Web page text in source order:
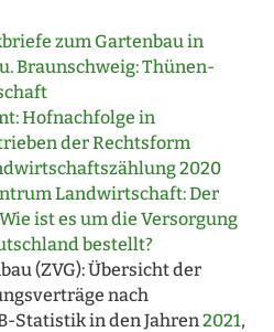
zum Gartenbau in
Braunschweig: Thünen-
Hofnachfolge in
der Rechtsform
2020
Landwirtschaft: Der
ist es um die Versorgung
bestellt?
(ZVG): Übersicht der
nach
Statistik in den Jahren 2021,